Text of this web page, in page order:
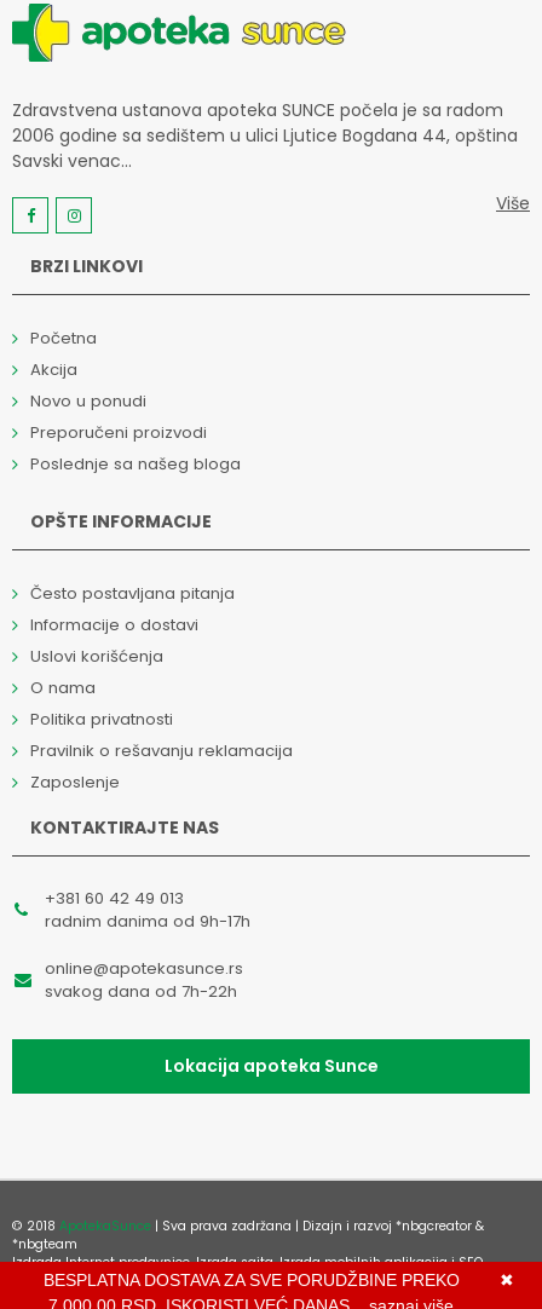
Zdravstvena ustanova apoteka SUNCE počela je sa radom
2006 godine sa sedištem u ulici Ljutice Bogdana 44, opština
Savski venac...
Više
BRZI LINKOVI
Početna
Akcija
Novo u ponudi
Preporučeni proizvodi
Poslednje sa našeg bloga
OPŠTE INFORMACIJE
Često postavljana pitanja
Informacije o dostavi
Uslovi korišćenja
O nama
Politika privatnosti
Pravilnik o rešavanju reklamacija
Zaposlenje
KONTAKTIRAJTE NAS
+381 60 42 49 013
radnim danima od 9h-17h
online@apotekasunce.rs
svakog dana od 7h-22h
Lokacija apoteka Sunce
© 2018 ApotekaSunce | Sva prava zadržana | Dizajn i razvoj *nbgcreator &
*nbgteam
Izdrada Internet prodavnice,Izrada sajta,Izrada mobilnih aplikacijaiSEO
optimizacija sajta
✖
BESPLATNA DOSTAVA ZA SVE PORUDŽBINE PREKO